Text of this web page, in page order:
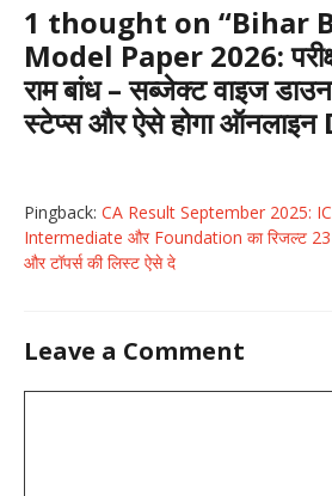
1 thought on “Bihar
Model Paper 2026:
राम बांध – सब्जेक्ट वाइज
स्टेप्स और ऐसे होगा
Pingback: CA Result September 2025:
Intermediate और Foundation का रिजल्ट 23
और टॉपर्स की लिस्ट ऐसे दे
Leave a Comment